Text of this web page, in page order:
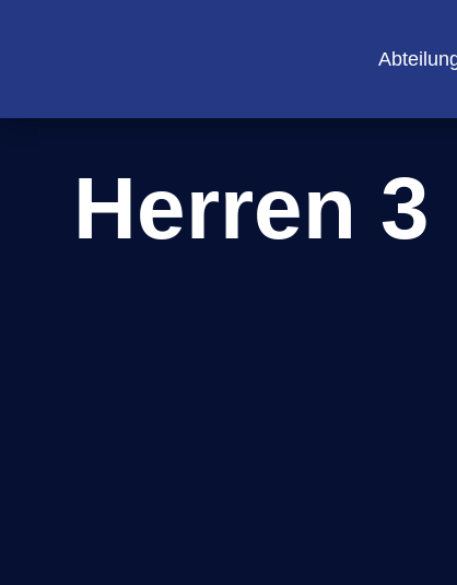
Herren 3